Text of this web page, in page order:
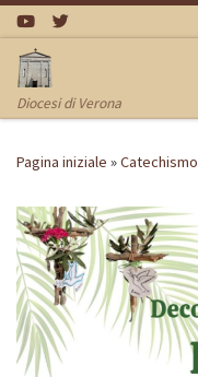
Passa al contenuto
Diocesi di Verona
Pagina iniziale »Catechismo